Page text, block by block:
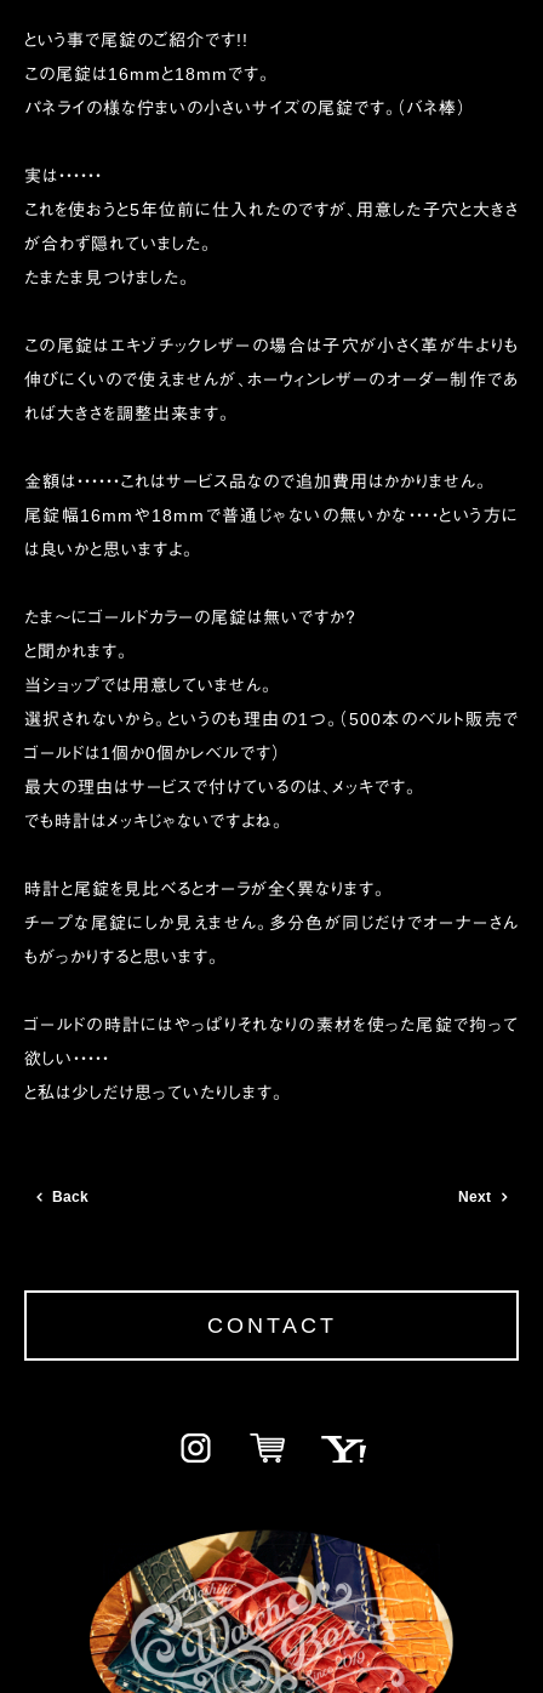
という事で尾錠のご紹介です!!
この尾錠は16mmと18mmです。
パネライの様な佇まいの小さいサイズの尾錠です。（バネ棒）
実は・・・・・・
これを使おうと5年位前に仕入れたのですが、用意した子穴と大きさ
が合わず隠れていました。
たまたま見つけました。
この尾錠はエキゾチックレザーの場合は子穴が小さく革が牛よりも
伸びにくいので使えませんが、ホーウィンレザーのオーダー制作であ
れば大きさを調整出来ます。
金額は・・・・・・これはサービス品なので追加費用はかかりません。
尾錠幅16mmや18mmで普通じゃないの無いかな・・・・という方に
は良いかと思いますよ。
たま〜にゴールドカラーの尾錠は無いですか？
と聞かれます。
当ショップでは用意していません。
選択されないから。というのも理由の1つ。（500本のベルト販売で
ゴールドは1個か0個かレベルです）
最大の理由はサービスで付けているのは、メッキです。
でも時計はメッキじゃないですよね。
時計と尾錠を見比べるとオーラが全く異なります。
チープな尾錠にしか見えません。多分色が同じだけでオーナーさん
もがっかりすると思います。
ゴールドの時計にはやっぱりそれなりの素材を使った尾錠で拘って
欲しい・・・・・
と私は少しだけ思っていたりします。
Back Next
CONTACT